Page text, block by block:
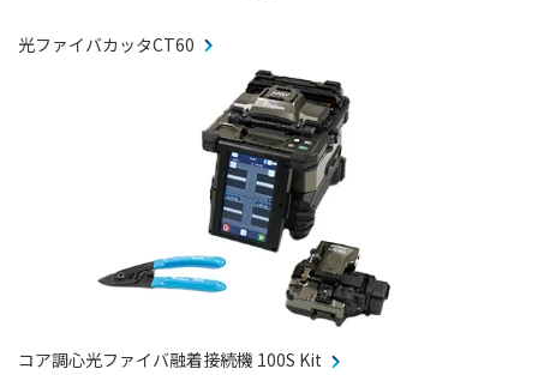
光ファイバカッタCT60
コア調心光ファイバ融着接続機 100S Kit